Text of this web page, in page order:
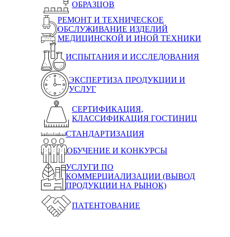
ОБРАЗЦОВ
РЕМОНТ И ТЕХНИЧЕСКОЕ
ОБСЛУЖИВАНИЕ ИЗДЕЛИЙ
МЕДИЦИНСКОЙ И ИНОЙ ТЕХНИКИ
ИСПЫТАНИЯ И ИССЛЕДОВАНИЯ
ЭКСПЕРТИЗА ПРОДУКЦИИ И
УСЛУГ
СЕРТИФИКАЦИЯ,
КЛАССИФИКАЦИЯ ГОСТИНИЦ
СТАНДАРТИЗАЦИЯ
ОБУЧЕНИЕ И КОНКУРСЫ
УСЛУГИ ПО
КОММЕРЦИАЛИЗАЦИИ (ВЫВОД
ПРОДУКЦИИ НА РЫНОК)
ПАТЕНТОВАНИЕ